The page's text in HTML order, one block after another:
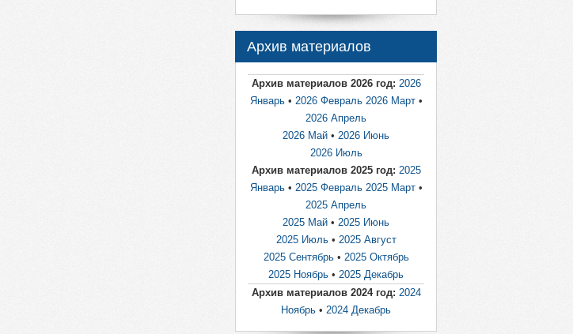
Архив материалов
Архив материалов 2026 год: 2026
Январь • 2026 Февраль 2026 Март •
2026 Апрель
2026 Май • 2026 Июнь
2026 Июль
Архив материалов 2025 год: 2025
Январь• 2025 Февраль 2025 Март•
2025 Апрель
2025 Май • 2025 Июнь
2025 Июль• 2025 Август
2025 Сентябрь • 2025 Октябрь
2025 Ноябрь • 2025 Декабрь
Архив материалов 2024 год: 2024
Ноябрь • 2024 Декабрь